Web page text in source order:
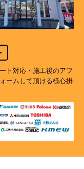
ト対応・施工後のアフ
ームして頂ける様心掛